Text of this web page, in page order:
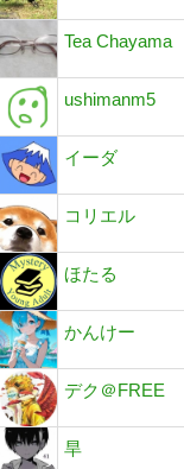
Tea Chayama
ushimanm5
イーダ
コリエル
ほたる
かんけー
デク＠FREE
旱